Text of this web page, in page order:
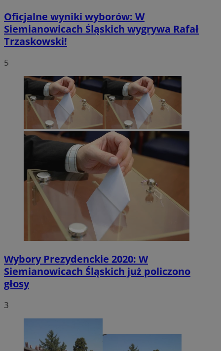
Oficjalne wyniki wyborów: W
Siemianowicach Śląskich wygrywa Rafał
Trzaskowski!
5
Wybory Prezydenckie 2020: W
Siemianowicach Śląskich już policzono
głosy
3